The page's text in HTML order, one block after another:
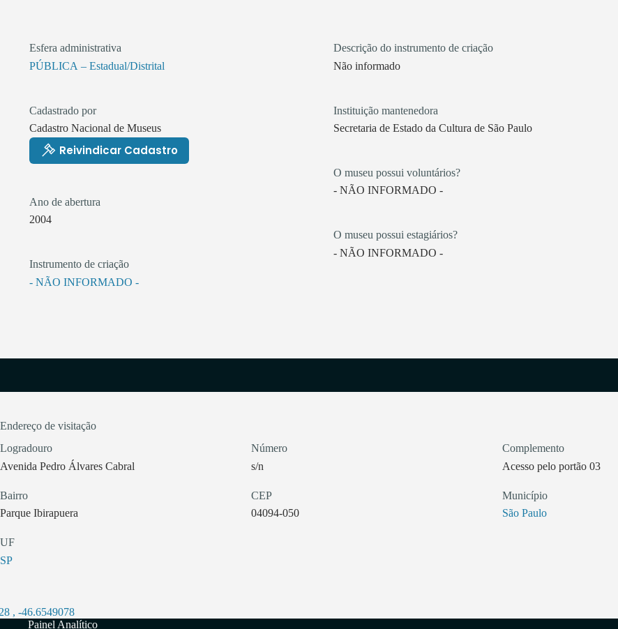
Esfera administrativa
PÚBLICA – Estadual/Distrital
Cadastrado por
Cadastro Nacional de Museus
Reivindicar Cadastro
Ano de abertura
2004
Instrumento de criação
- NÃO INFORMADO -
Descrição do instrumento de criação
Não informado
Instituição mantenedora
Secretaria de Estado da Cultura de São Paulo
O museu possui voluntários?
- NÃO INFORMADO -
O museu possui estagiários?
- NÃO INFORMADO -
Endereço de visitação
Logradouro
Avenida Pedro Álvares Cabral
Número
s/n
Complemento
Acesso pelo portão 03
Bairro
Parque Ibirapuera
CEP
04094-050
Município
São Paulo
UF
SP
, -46.6549078
Painel Analítico